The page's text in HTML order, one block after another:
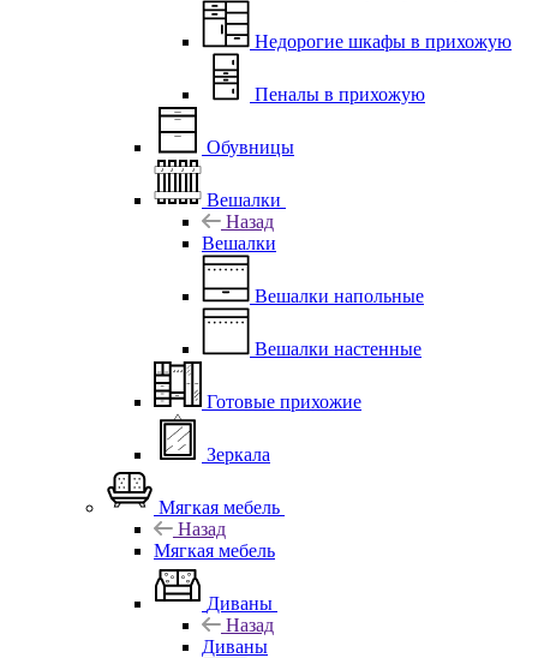
Недорогие шкафы в прихожую
Пеналы в прихожую
Обувницы
Вешалки
Назад
Вешалки
Вешалки напольные
Вешалки настенные
Готовые прихожие
Зеркала
Мягкая мебель
Назад
Мягкая мебель
Диваны
Назад
Диваны